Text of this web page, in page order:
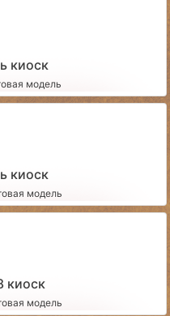
киоск
модель
киоск
модель
киоск
модель